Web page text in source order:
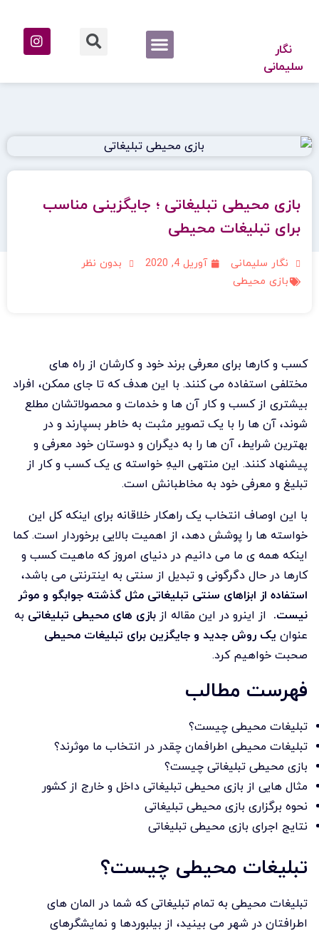
نگار
سلیمانی
بازی محیطی تبلیغاتی ؛ جایگزینی مناسب
برای تبلیغات محیطی
نگار سلیمانی آوریل 4, 2020
بدون نظر
بازی محیطی
کسب و کارها برای معرفی برند خود و کارشان از راه های
مختلفی استفاده می کنند. با این هدف که تا جای ممکن، افراد
بیشتری از کسب و کار آن ها و خدمات و محصولاتشان مطلع
شوند، آن ها را با یک تصویر مثبت به خاطر بسپارند و در
بهترین شرایط، آن ها را به دیگران و دوستان خود معرفی و
پیشنهاد کنند. این منتهی الیهِ خواسته ی یک کسب و کار از
تبلیغ و معرفی خود به مخاطبانش است.
با این اوصاف انتخاب یک راهکار خلاقانه برای اینکه کل این
خواسته ها را پوشش دهد، از اهمیت بالایی برخوردار است. کما
اینکه همه ی ما می دانیم در دنیای امروز که ماهیت کسب و
کارها در حال دگرگونی و تبدیل از سنتی به اینترنتی می باشد،
استفاده از ابزاهای سنتی تبلیغاتی مثل گذشته جوابگو و موثر
نیست. از اینرو در این مقاله از بازی های محیطی تبلیغاتی به
عنوان یک روش جدید و جایگزین برای تبلیغات محیطی
صحبت خواهیم کرد.
فهرست مطالب
تبلیغات محیطی چیست؟
تبلیغات محیطی اطرافمان چقدر در انتخاب ما موثرند؟
بازی محیطی تبلیغاتی چیست؟
مثال هایی از بازی محیطی تبلیغاتی داخل و خارج از کشور
نحوه برگزاری بازی محیطی تبلیغاتی
نتایج اجرای بازی محیطی تبلیغاتی
تبلیغات محیطی چیست؟
تبلیغات محیطی به تمام تبلیغاتی که شما در المان های
اطرافتان در شهر می بینید، از بیلبوردها و نمایشگرهای